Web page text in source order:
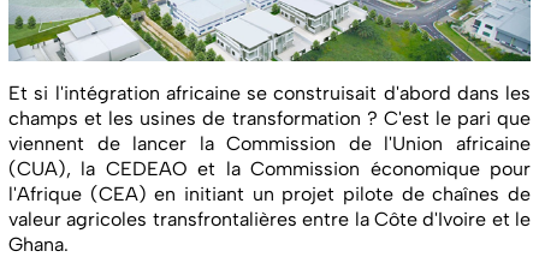
Et si l'intégration africaine se construisait d'abord dans les
champs et les usines de transformation ? C'est le pari que
viennent de lancer la Commission de l'Union africaine
(CUA), la CEDEAO et la Commission économique pour
l'Afrique (CEA) en initiant un projet pilote de chaînes de
valeur agricoles transfrontalières entre la Côte d'Ivoire et le
Ghana.